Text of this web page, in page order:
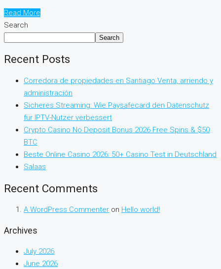
Read More
Search
Search
Recent Posts
Corredora de propiedades en Santiago Venta, arriendo y
administración
Sicheres Streaming: Wie Paysafecard den Datenschutz
für IPTV-Nutzer verbessert
Crypto Casino No Deposit Bonus 2026 Free Spins & $50
BTC
Beste Online Casino 2026: 50+ Casino Test in Deutschland
Salaas
Recent Comments
A WordPress Commenter on Hello world!
Archives
July 2026
June 2026